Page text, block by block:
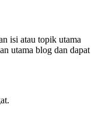
isi atau topik utama
utama blog dan dapat